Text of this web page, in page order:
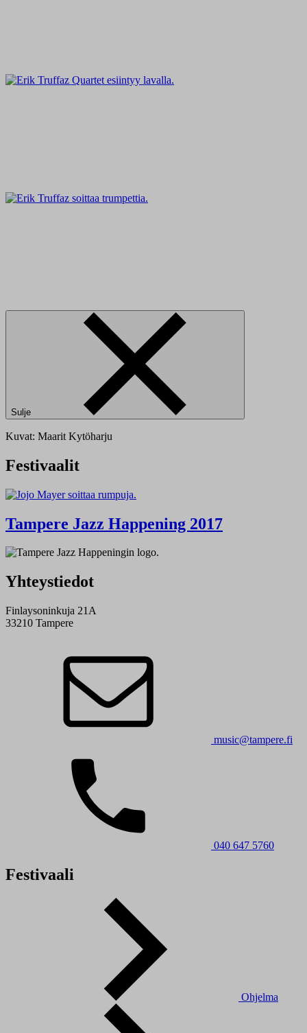
Sulje
Kuvat: Maarit Kytöharju
Festivaalit
Tampere Jazz Happening 2017
Yhteystiedot
Finlaysoninkuja 21A
33210 Tampere
music@tampere.fi
040 647 5760
Festivaali
Ohjelma